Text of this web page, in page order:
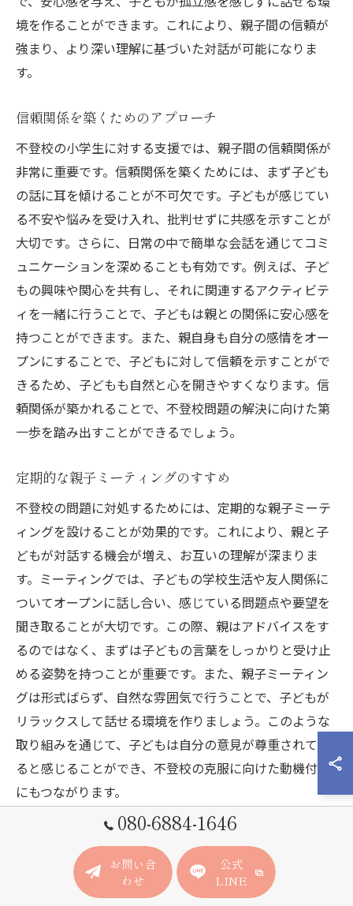
境を作ることができます。これにより、親子間の信頼が
強まり、より深い理解に基づいた対話が可能になりま
す。
信頼関係を築くためのアプローチ
不登校の小学生に対する支援では、親子間の信頼関係が
非常に重要です。信頼関係を築くためには、まず子ども
の話に耳を傾けることが不可欠です。子どもが感じてい
る不安や悩みを受け入れ、批判せずに共感を示すことが
大切です。さらに、日常の中で簡単な会話を通じてコミ
ュニケーションを深めることも有効です。例えば、子ど
もの興味や関心を共有し、それに関連するアクティビテ
ィを一緒に行うことで、子どもは親との関係に安心感を
持つことができます。また、親自身も自分の感情をオー
プンにすることで、子どもに対して信頼を示すことがで
きるため、子どもも自然と心を開きやすくなります。信
頼関係が築かれることで、不登校問題の解決に向けた第
一歩を踏み出すことができるでしょう。
定期的な親子ミーティングのすすめ
不登校の問題に対処するためには、定期的な親子ミーテ
ィングを設けることが効果的です。これにより、親と子
どもが対話する機会が増え、お互いの理解が深まりま
す。ミーティングでは、子どもの学校生活や友人関係に
ついてオープンに話し合い、感じている問題点や要望を
聞き取ることが大切です。この際、親はアドバイスをす
るのではなく、まずは子どもの言葉をしっかりと受け止
める姿勢を持つことが重要です。また、親子ミーティン
グは形式ばらず、自然な雰囲気で行うことで、子どもが
リラックスして話せる環境を作りましょう。このような
取り組みを通じて、子どもは自分の意見が尊重されてい
ると感じることができ、不登校の克服に向けた動機付け
にもつながります。
共通のゴール設定の重要性
不登校の小学生を支援する上で、親子が共に取り組む共
通のゴール設定は極めて重要です。共通の目標を持つこ
080-6884-1646
お問い合
わせ
公式
LINE